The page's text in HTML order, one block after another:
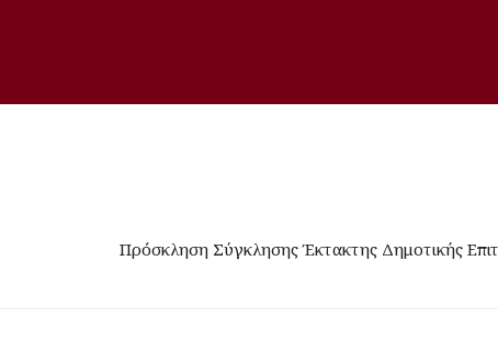
Πρόσκληση Σύγκλησης Έκτακτης Δημοτικής